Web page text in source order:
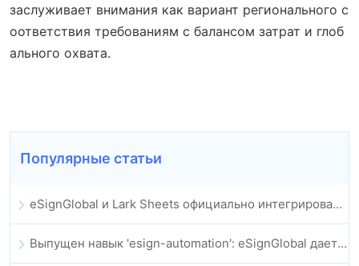
заслуживает внимания как вариант регионального с
оответствия требованиям с балансом затрат и глоб
ального охвата.
Популярные статьи
eSignGlobal и Lark Sheets официально интегрированы: полная автоматизация подписания и архивирования электронных контрактов
Выпущен навык 'esign-automation': eSignGlobal дает OpenClaw возможность автоматизировать электронные подписи